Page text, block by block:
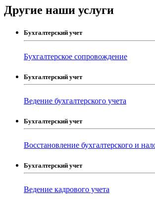
Другие наши услуги
Бухгалтерский учет
Бухгалтерское сопровождение
Бухгалтерский учет
Ведение бухгалтерского учета
Бухгалтерский учет
Восстановление бухгалтерского и
Бухгалтерский учет
Ведение кадрового учета